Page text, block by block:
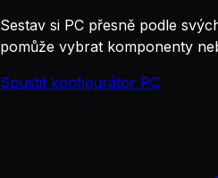
Sestav si PC přesně podle
pomůže vybrat komponenty
Spustit konfigurátor PC